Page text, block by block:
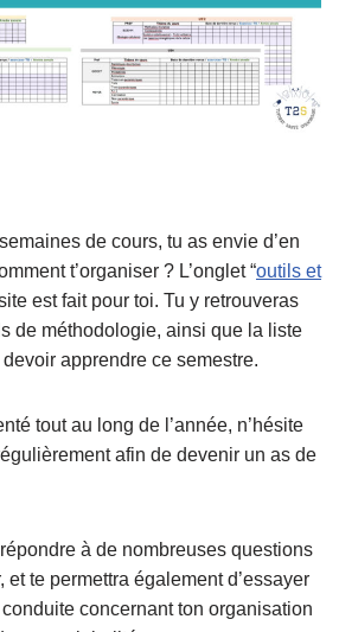
de cours, tu as envie d’en
t’organiser ? L’onglet “outils et
est fait pour toi. Tu y retrouveras
de méthodologie, ainsi que la liste
apprendre ce semestre.
tout au long de l’année, n’hésite
afin de devenir un as de
à de nombreuses questions
et te permettra également d’essayer
concernant ton organisation